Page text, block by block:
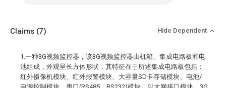
Claims (7) Hide Dependent
1.一种3G视频监控器，该3G视频监控器由机箱、集成电路板和电
池组成，外观呈长方体形状，其特征在于所述集成电路板包括：
红外摄像机模块、红外报警模块、大容量SD卡存储模块、电池/